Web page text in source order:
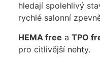
hledají spolehlivý
rychlé salonní
HEMA free a TPO
pro citlivější nehty.